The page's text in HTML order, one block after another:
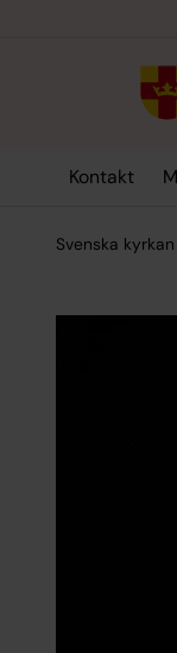
Kontakt
Svenska